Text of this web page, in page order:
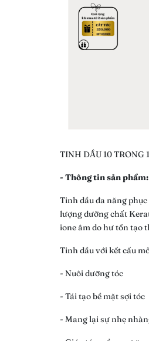
TINH DẦU 10 TRONG
- Thông tin sản phẩm:
Tinh dầu đa năng
lượng dưỡng chất
ione âm do hư tổn tạo
Tinh dầu với kết cấu
- Nuôi dưỡng tóc
- Tái tạo bề mặt sợi tóc
- Mang lại sự nhẹ